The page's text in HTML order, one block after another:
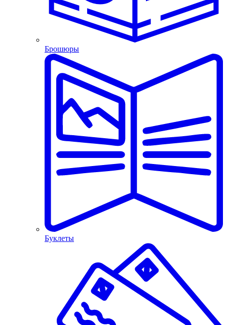
Брошюры
Буклеты